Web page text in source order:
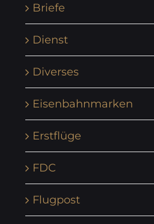
Briefe
Dienst
Diverses
Eisenbahnmarken
Erstflüge
FDC
Flugpost